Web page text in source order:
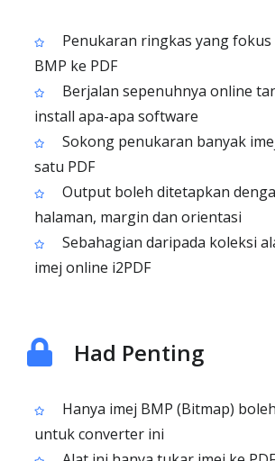
Penukaran ringkas yang
BMP ke PDF
Berjalan sepenuhnya online
install apa-apa software
Sokong penukaran banyak
satu PDF
Output boleh ditetapkan
halaman, margin dan orientasi
Sebahagian daripada koleksi
imej online i2PDF
Had Penting
Hanya imej BMP (Bitmap)
untuk converter ini